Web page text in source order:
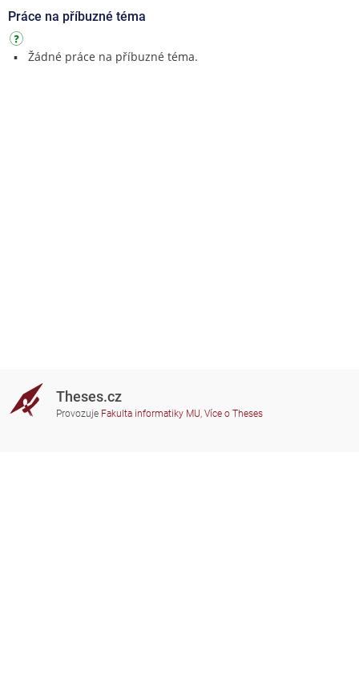
Práce na příbuzné téma
Žádné práce na příbuzné téma.
Theses.cz
Provozuje Fakulta informatiky MU, Více o Theses